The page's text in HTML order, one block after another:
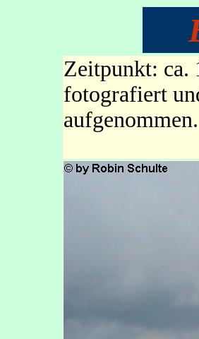
Zeitpunkt: ca.
fotografiert
aufgenommen.